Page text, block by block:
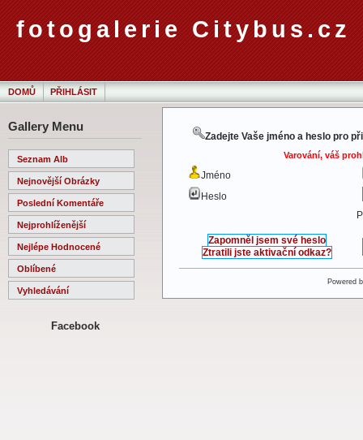
fotogalerie Citybus.cz
DOMŮ PŘIHLÁSIT
Gallery Menu
Seznam Alb
Nejnovější Obrázky
Poslední Komentáře
Nejprohlíženější
Nejlépe Hodnocené
Oblíbené
Vyhledávání
Facebook
Zadejte Vaše jméno a heslo pro
Varování, váš
Jméno
Heslo
Zapomněl jsem své heslo
Ztratili jste aktivační odkaz?
Powered